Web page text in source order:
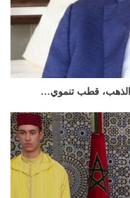
الذهب، قطب تنموي…